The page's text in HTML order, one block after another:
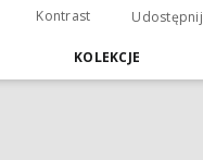
Kontrast Udostępnij
KOLEKCJE